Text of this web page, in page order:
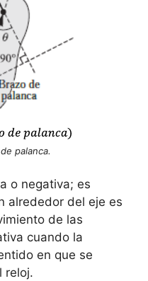
palanca.
o negativa; es
alrededor del eje es
de las
cuando la
en que se
reloj.